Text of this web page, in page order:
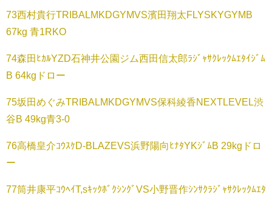
73西村貴行TRIBALMKDGYMVS濱田翔太FLYSKYGYMB
67kg 青1RKO
74森田ﾋｶﾙYZD石神井公園ジム西田信太郎ﾗｼﾞｬｻｸﾚｯｸﾑｴﾀｲｼﾞﾑ
B 64kgドロー
75坂田めぐみTRIBALMKDGYMVS保科綾香NEXTLEVEL渋
谷B 49kg青3-0
76高橋皇介ｺｳｽｹD-BLAZEVS浜野陽向ﾋﾅﾀYKｼﾞﾑB 29kgドロ
ー
77筒井康平ｺｳﾍｲT,sｷｯｸﾎﾞｸｼﾝｸﾞVS小野晋作ｼﾝｻｸﾗｼﾞｬｻｸﾚｯｸﾑｴﾀ